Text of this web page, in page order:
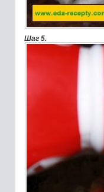
Шаг 5.